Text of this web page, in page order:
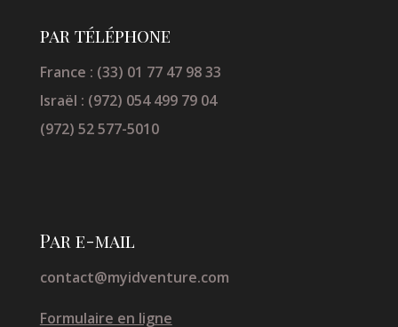
par téléphone
France : (33) 01 77 47 98 33
Israël : (972) 054 499 79 04
(972) 52 577-5010
Par e-mail
contact@myidventure.com
Formulaire en ligne